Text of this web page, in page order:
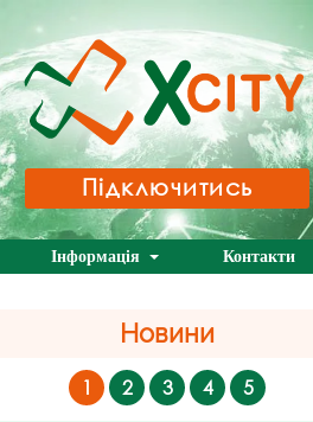
Підключитись
Інформація Контакти
Новини
1 2 3 4
5